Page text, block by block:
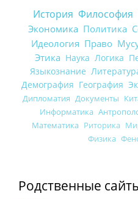
История Философия
Экономика Политика
Идеология Право
Этика Наука Логика
Языкознание
Демография География
Дипломатия Документы
Информатика
Математика Риторика
Физика
Родственные